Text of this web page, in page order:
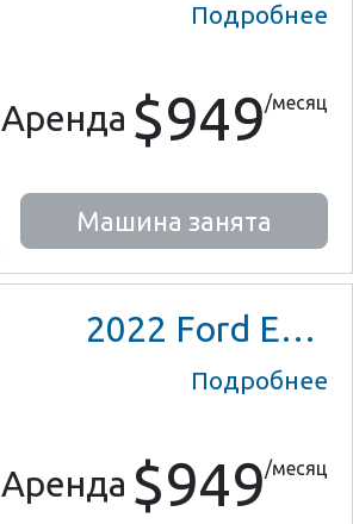
Подробнее
Аренда $949/месяц
Машина занята
2022 Ford Escape SE Hybrid
Подробнее
Аренда $949/месяц